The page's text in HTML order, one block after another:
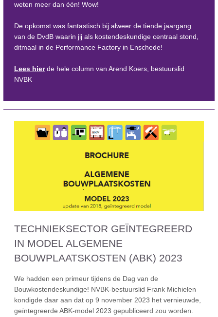
weten meer dan één! Wow!
De opkomst was fantastisch bij alweer de tiende jaargang
van de DvdB waarin jij als kostendeskundige centraal stond,
ditmaal in de Performance Factory in Enschede!
Lees hier de hele column van Arend Koers, bestuurslid
NVBK
TECHNIEKSECTOR GEÏNTEGREERD
IN MODEL ALGEMENE
BOUWPLAATSKOSTEN (ABK) 2023
We hadden een primeur tijdens de Dag van de
Bouwkostendeskundige! NVBK-bestuurslid Frank Michielen
kondigde daar aan dat op 9 november 2023 het vernieuwde,
geïntegreerde ABK-model 2023 gepubliceerd zou worden.